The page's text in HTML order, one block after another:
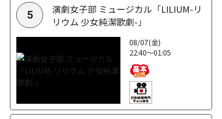
5
演劇女子部 ミュージカル「LILIUM-リ
リウム 少女純潔歌劇-」
08/07(金)
22:40～01:05